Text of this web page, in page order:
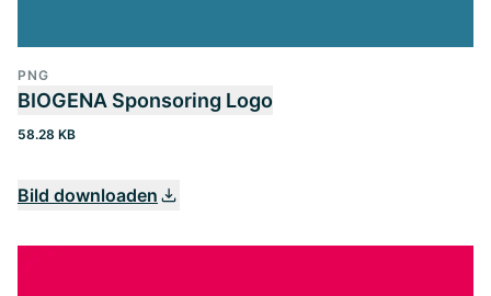
PNG
BIOGENA Sponsoring Logo
58.28 KB
Bild downloaden